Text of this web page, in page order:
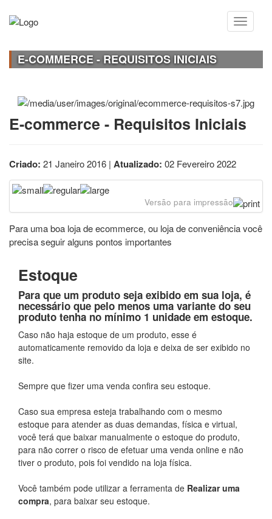
E-COMMERCE - REQUISITOS INICIAIS
E-commerce - Requisitos Iniciais
Criado: 21 Janeiro 2016 | Atualizado: 02 Fevereiro 2022
Versão para impressão
Para uma boa loja de ecommerce, ou loja de conveniência você
precisa seguir alguns pontos importantes
Estoque
Para que um produto seja exibido em sua loja, é
necessário que pelo menos uma variante do seu
produto tenha no mínimo 1 unidade em estoque.
Caso não haja estoque de um produto, esse é
automaticamente removido da loja e deixa de ser exibido no
site.
Sempre que fizer uma venda confira seu estoque.
Caso sua empresa esteja trabalhando com o mesmo
estoque para atender as duas demandas, física e virtual,
você terá que baixar manualmente o estoque do produto,
para não correr o risco de efetuar uma venda online e não
tiver o produto, pois foi vendido na loja física.
Você também pode utilizar a ferramenta de Realizar uma
compra, para baixar seu estoque.